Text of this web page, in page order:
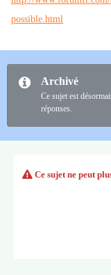
possible.html
Archivé
Ce sujet est
réponses.
Ce sujet ne peut